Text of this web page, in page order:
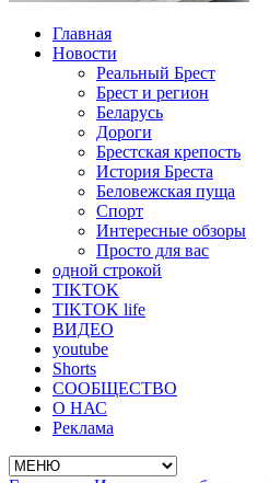
Главная
Новости
Реальный Брест
Брест и регион
Беларусь
Дороги
Брестская крепость
История Бреста
Беловежская пуща
Спорт
Интересные обзоры
Просто для вас
одной строкой
TIKTOK
TIKTOK life
ВИДЕО
youtube
Shorts
СООБЩЕСТВО
О НАС
Реклама